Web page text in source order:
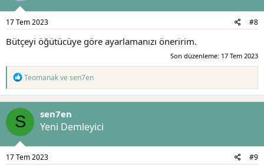
r
17 Tem 2023 #8
Bütçeyi öğütücüye göre ayarlamanızı öneririm.
Son düzenleme: 17 Tem 2023
T
p
k
i
l
e
r
Teomanakve sen7en
S sen7en
Yeni Demleyici
17 Tem 2023 #9